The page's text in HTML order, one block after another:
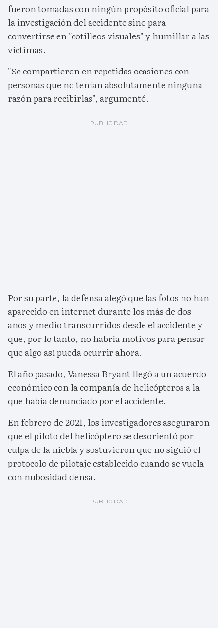
fueron tomadas con ningún propósito oficial para
la investigación del accidente sino para
convertirse en "cotilleos visuales" y humillar a las
víctimas.
"Se compartieron en repetidas ocasiones con
personas que no tenían absolutamente ninguna
razón para recibirlas", argumentó.
Por su parte, la defensa alegó que las fotos no han
aparecido en internet durante los más de dos
años y medio transcurridos desde el accidente y
que, por lo tanto, no habría motivos para pensar
que algo así pueda ocurrir ahora.
El año pasado, Vanessa Bryant llegó a un acuerdo
económico con la compañía de helicópteros a la
que había denunciado por el accidente.
En febrero de 2021, los investigadores aseguraron
que el piloto del helicóptero se desorientó por
culpa de la niebla y sostuvieron que no siguió el
protocolo de pilotaje establecido cuando se vuela
con nubosidad densa.